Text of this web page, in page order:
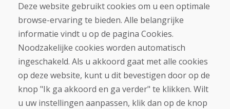
Aankoop
Eshop
Algemene voorwaarden
Vervoer
Betaling
Klacht
Retourneren en ruilen van goederen
Cookies
Deze website gebruikt cookies om u een optimale
browse-ervaring te bieden. Alle belangrijke
informatie vindt u op de pagina Cookies.
Noodzakelijke cookies worden automatisch
ingeschakeld. Als u akkoord gaat met alle cookies
op deze website, kunt u dit bevestigen door op de
knop "Ik ga akkoord en ga verder" te klikken. Wilt
u uw instellingen aanpassen, klik dan op de knop